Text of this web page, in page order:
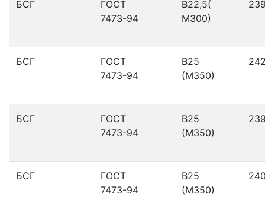
БСГ
ГОСТ
7473-94
В22,5(
М300)
БСГ
ГОСТ
7473-94
В25
(М350)
БСГ
ГОСТ
7473-94
В25
(М350)
БСГ
ГОСТ
7473-94
В25
(М350)